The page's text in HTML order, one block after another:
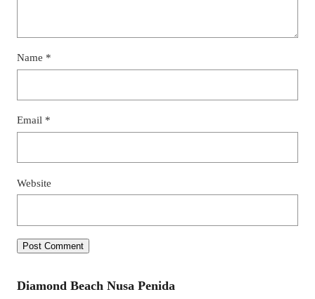
Name *
Email *
Website
Diamond Beach Nusa Penida